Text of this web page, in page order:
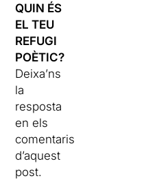
QUIN ÉS
EL TEU
REFUGI
POÈTIC?
Deixa’ns
la
resposta
en els
comentaris
d’aquest
post.